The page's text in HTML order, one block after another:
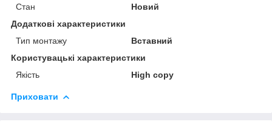
Стан
Новий
Додаткові характеристики
Тип монтажу
Вставний
Користувацькі характеристики
Якість
High copy
Приховати